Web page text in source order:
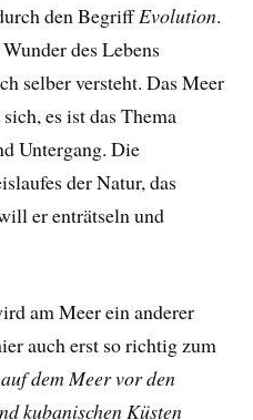
den BegriffEvolution.
des Lebens
selber versteht. Das Meer
es ist das Thema
Untergang. Die
der Natur, das
er enträtseln und
am Meer ein anderer
auch erst so richtig zum
dem Meer vor den
kubanischen Küsten